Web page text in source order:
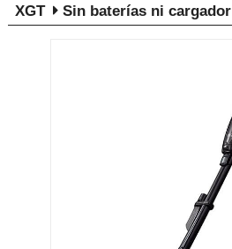
XGT
Sin baterías ni cargador